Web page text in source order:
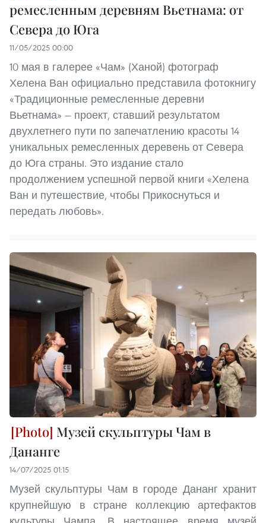
ремесленным деревням Вьетнама: от
Севера до Юга
11/05/2025 00:00
10 мая в галерее «Чам» (Ханой) фотограф
Хелена Ван официально представила фотокнигу
«Традиционные ремесленные деревни
Вьетнама» — проект, ставший результатом
двухлетнего пути по запечатлению красоты 14
уникальных ремесленных деревень от Севера
до Юга страны. Это издание стало
продолжением успешной первой книги «Хелена
Ван и путешествие, чтобы Прикоснуться и
передать любовь».
Музей скульптуры Чам в
Дананге
14/07/2025 01:15
Музей скульптуры Чам в городе Дананг хранит
крупнейшую в стране коллекцию артефактов